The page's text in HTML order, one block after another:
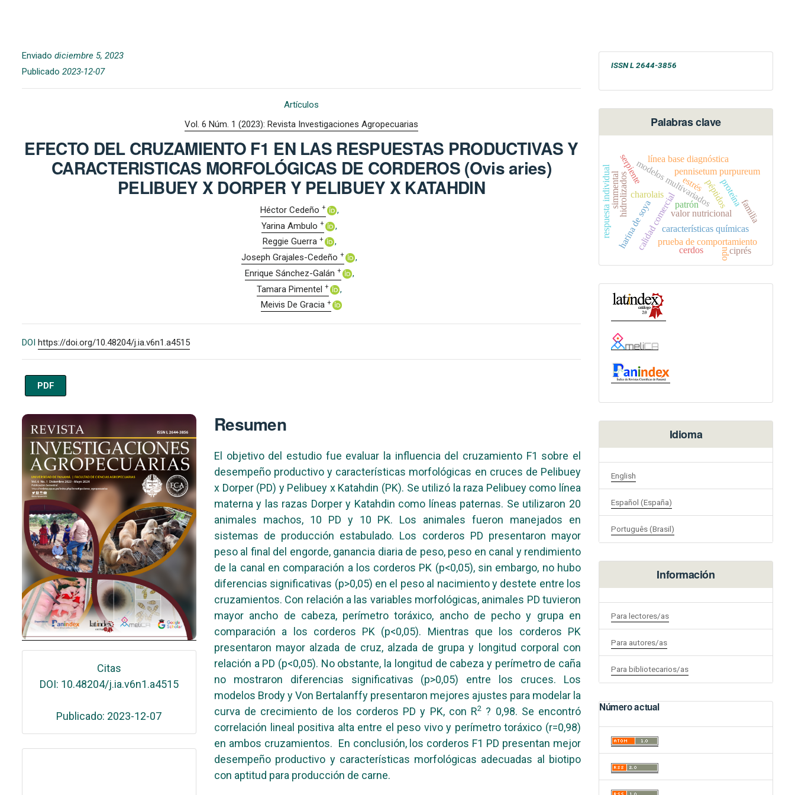
Enviado diciembre 5, 2023
Publicado 2023-12-07
Artículos
Vol. 6 Núm. 1 (2023): Revista Investigaciones Agropecuarias
EFECTO DEL CRUZAMIENTO F1 EN LAS RESPUESTAS PRODUCTIVAS Y
CARACTERISTICAS MORFOLÓGICAS DE CORDEROS (Ovis aries)
PELIBUEY X DORPER Y PELIBUEY X KATAHDIN
Héctor Cedeño +
Yarina Ambulo +
Reggie Guerra +
Joseph Grajales-Cedeño +
Enrique Sánchez-Galán +
Tamara Pimentel +
Meivis De Gracia +
DOI https://doi.org/10.48204/j.ia.v6n1.a4515
PDF
Imagen de portada
Citas
DOI: 10.48204/j.ia.v6n1.a4515
Publicado: 2023-12-07
Resumen
El objetivo del estudio fue evaluar la influencia del cruzamiento F1 sobre el
desempeño productivo y características morfológicas en cruces de Pelibuey
x Dorper (PD) y Pelibuey x Katahdin (PK). Se utilizó la raza Pelibuey como línea
materna y las razas Dorper y Katahdin como líneas paternas. Se utilizaron 20
animales machos, 10 PD y 10 PK. Los animales fueron manejados en
sistemas de producción estabulado. Los corderos PD presentaron mayor
peso al final del engorde, ganancia diaria de peso, peso en canal y rendimiento
de la canal en comparación a los corderos PK (p<0,05), sin embargo, no hubo
diferencias significativas (p>0,05) en el peso al nacimiento y destete entre los
cruzamientos. Con relación a las variables morfológicas, animales PD tuvieron
mayor ancho de cabeza, perímetro toráxico, ancho de pecho y grupa en
comparación a los corderos PK (p<0,05). Mientras que los corderos PK
presentaron mayor alzada de cruz, alzada de grupa y longitud corporal con
relación a PD (p<0,05). No obstante, la longitud de cabeza y perímetro de caña
no mostraron diferencias significativas (p>0,05) entre los cruces. Los
modelos Brody y Von Bertalanffy presentaron mejores ajustes para modelar la
curva de crecimiento de los corderos PD y PK, con R2 ? 0,98. Se encontró
correlación lineal positiva alta entre el peso vivo y perímetro toráxico (r=0,98)
en ambos cruzamientos. En conclusión, los corderos F1 PD presentan mejor
desempeño productivo y características morfológicas adecuadas al biotipo
con aptitud para producción de carne.
ISSNL 2644-3856
Palabras clave
calidad comercial péptidos
características químicas
modelos multivariados
prueba de comportamiento
charolais
línea base diagnóstica
harina de soya valor nutricional
cerdos
pennisetum purpureum
hidrolizados proteína
serpiente
patrón
simmental
respuesta individual
opu
familia
estrés
ciprés
Idioma
English
Español (España)
Português (Brasil)
Información
Para lectores/as
Para autores/as
Para bibliotecarios/as
Número actual